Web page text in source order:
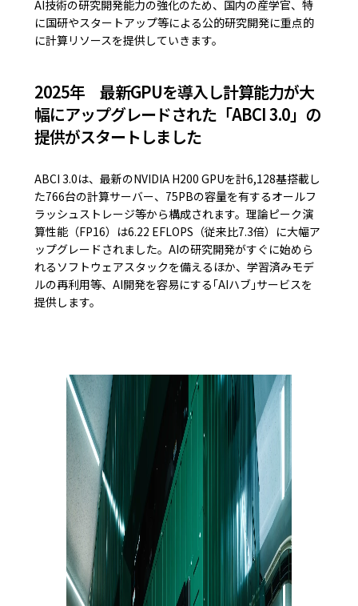
AI技術の研究開発能力の強化のため、国内の産学官、特
に国研やスタートアップ等による公的研究開発に重点的
に計算リソースを提供していきます。
2025年 最新GPUを導入し計算能力が大
幅にアップグレードされた「ABCI 3.0」の
提供がスタートしました
ABCI 3.0は、最新のNVIDIA H200 GPUを計6,128基搭載し
た766台の計算サーバー、75PBの容量を有するオールフ
ラッシュストレージ等から構成されます。理論ピーク演
算性能（FP16）は6.22 EFLOPS（従来比7.3倍）に大幅ア
ップグレードされました。AIの研究開発がすぐに始めら
れるソフトウェアスタックを備えるほか、学習済みモデ
ルの再利用等、AI開発を容易にする｢AIハブ｣サービスを
提供します。